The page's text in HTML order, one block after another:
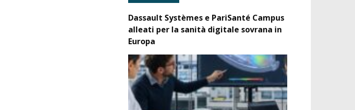
Dassault Systèmes e PariSanté Campus
alleati per la sanità digitale sovrana in
Europa